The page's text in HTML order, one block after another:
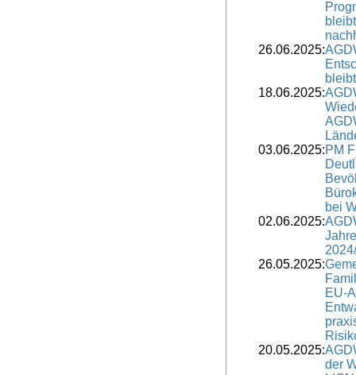
26.06.2025:
18.06.2025:
03.06.2025:PM
bei
02.06.2025:
26.05.2025:
EU-
20.05.2025:
der